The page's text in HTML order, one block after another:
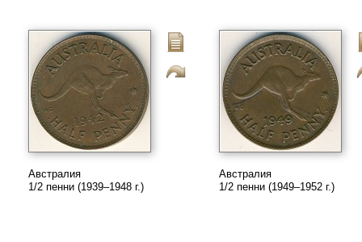
Австралия
1/2 пенни (1939–1948 г.)
Австралия
1/2 пенни (1949–1952 г.)